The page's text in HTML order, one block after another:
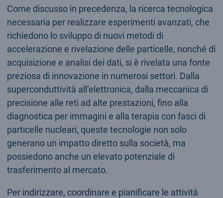
Come discusso in precedenza, la ricerca tecnologica
necessaria per realizzare esperimenti avanzati, che
richiedono lo sviluppo di nuovi metodi di
accelerazione e rivelazione delle particelle, nonché di
acquisizione e analisi dei dati, si è rivelata una fonte
preziosa di innovazione in numerosi settori. Dalla
superconduttività all’elettronica, dalla meccanica di
precisione alle reti ad alte prestazioni, fino alla
diagnostica per immagini e alla terapia con fasci di
particelle nucleari, queste tecnologie non solo
generano un impatto diretto sulla società, ma
possiedono anche un elevato potenziale di
trasferimento al mercato.
Per indirizzare, coordinare e pianificare le attività